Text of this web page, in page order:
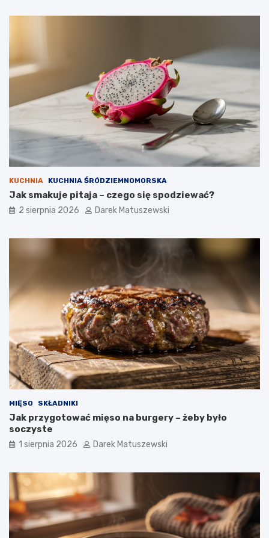
KUCHNIA KUCHNIA ŚRÓDZIEMNOMORSKA
Jak smakuje pitaja – czego się spodziewać?
2 sierpnia 2026 Darek Matuszewski
MIĘSO SKŁADNIKI
Jak przygotować mięso na burgery – żeby było
soczyste
1 sierpnia 2026 Darek Matuszewski